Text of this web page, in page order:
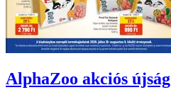
AlphaZoo akciós újság